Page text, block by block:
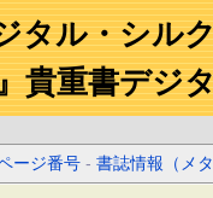
タル・シル
貴重書デジ
ージ番号 -書誌情報（メタ